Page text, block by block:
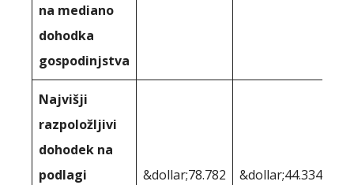
na mediano
dohodka
gospodinjstva
Najvišji
razpoložljivi
dohodek na
podlagi
&dollar;78.782 &dollar;44.334